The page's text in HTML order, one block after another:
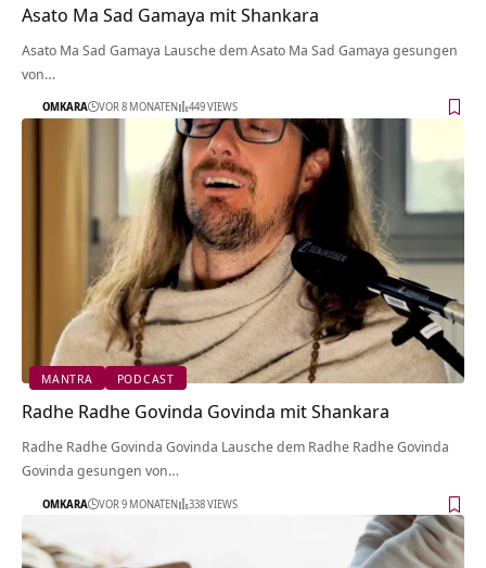
Asato Ma Sad Gamaya mit Shankara
Asato Ma Sad Gamaya Lausche dem Asato Ma Sad Gamaya gesungen
von…
OMKARA VOR 8 MONATEN 449 VIEWS
MANTRA PODCAST
Radhe Radhe Govinda Govinda mit Shankara
Radhe Radhe Govinda Govinda Lausche dem Radhe Radhe Govinda
Govinda gesungen von…
OMKARA VOR 9 MONATEN 338 VIEWS